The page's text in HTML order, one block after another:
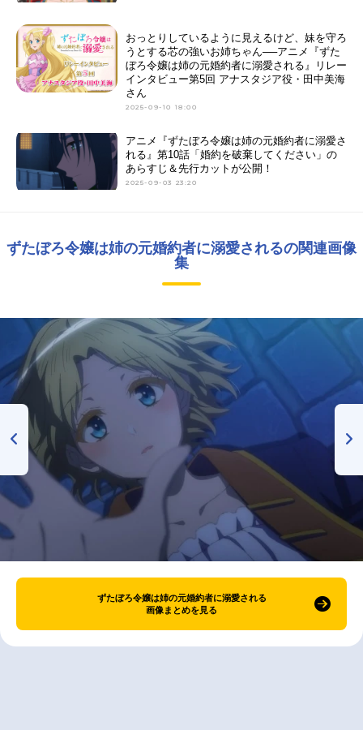
おっとりしているように見えるけど、妹を守ろ
うとする芯の強いお姉ちゃん──アニメ『ずた
ぼろ令嬢は姉の元婚約者に溺愛される』リレー
インタビュー第5回 アナスタジア役・田中美海
さん
2025-09-10 18:00
アニメ『ずたぼろ令嬢は姉の元婚約者に溺愛さ
れる』第10話「婚約を破棄してください」の
あらすじ＆先行カットが公開！
2025-09-03 23:20
ずたぼろ令嬢は姉の元婚約者に溺愛されるの関連画像
集
ずたぼろ令嬢は姉の元婚約者に溺愛される
画像まとめを見る